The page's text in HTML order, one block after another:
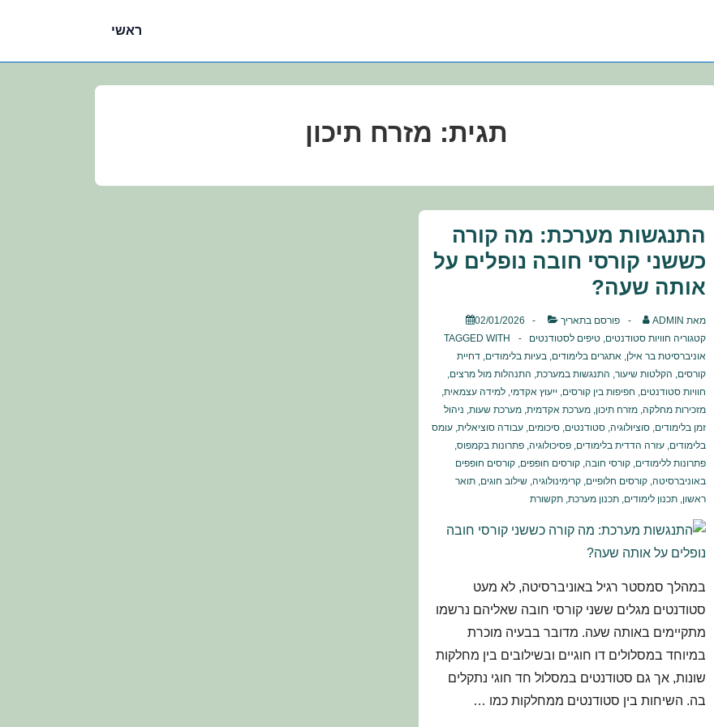
ראשי
תגית: מזרח תיכון
התנגשות מערכת: מה קורה
כששני קורסי חובה נופלים על
אותה שעה?
מאת ADMIN פורסם בתאריך
02/01/2026
קטגוריה חוויות סטודנטים, טיפים לסטודנטים
TAGGED WITH
אוניברסיטת בר אילן, אתגרים בלימודים, בעיות בלימודים, דחיית
קורסים, הקלטות שיעור, התנגשות במערכת, התנהלות מול מרצים,
חוויות סטודנטים, חפיפות בין קורסים, ייעוץ אקדמי, למידה עצמאית,
מזכירות מחלקה, מזרח תיכון, מערכת אקדמית, מערכת שעות, ניהול
זמן בלימודים, סוציולוגיה, סטודנטים, סיכומים, עבודה סוציאלית, עומס
בלימודים, עזרה הדדית בלימודים, פסיכולוגיה, פתרונות בקמפוס,
פתרונות ללימודים, קורסי חובה, קורסים חופפים, קורסים חופפים
באוניברסיטה, קורסים חלופיים, קרימינולוגיה, שילוב חוגים, תואר
ראשון, תכנון לימודים, תכנון מערכת, תקשורת
במהלך סמסטר רגיל באוניברסיטה, לא מעט
סטודנטים מגלים ששני קורסי חובה שאליהם נרשמו
מתקיימים באותה שעה. מדובר בבעיה מוכרת
במיוחד במסלולים דו חוגיים ובשילובים בין מחלקות
שונות, אך גם סטודנטים במסלול חד חוגי נתקלים
בה. השיחות בין סטודנטים ממחלקות כמו …